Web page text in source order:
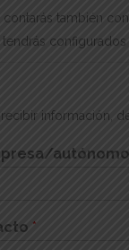
contarás también
tendrás
recibir información,
autónomo
*